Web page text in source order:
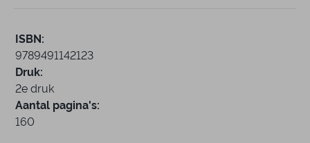
ISBN:
9789491142123
Druk:
2e druk
Aantal pagina's:
160